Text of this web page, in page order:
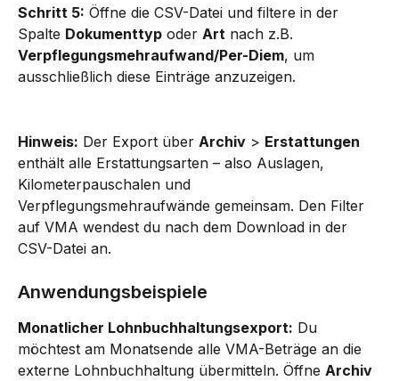
Schritt 5: Öffne die CSV-Datei und filtere in der
Spalte Dokumenttyp oder Art nach z.B.
Verpflegungsmehraufwand/Per-Diem, um
ausschließlich diese Einträge anzuzeigen.
Hinweis: Der Export über Archiv > Erstattungen
enthält alle Erstattungsarten – also Auslagen,
Kilometerpauschalen und
Verpflegungsmehraufwände gemeinsam. Den Filter
auf VMA wendest du nach dem Download in der
CSV-Datei an.
Anwendungsbeispiele
Monatlicher Lohnbuchhaltungsexport: Du
möchtest am Monatsende alle VMA-Beträge an die
externe Lohnbuchhaltung übermitteln. Öffne Archiv